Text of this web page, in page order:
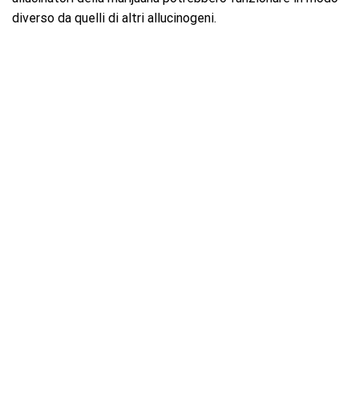
diverso da quelli di altri allucinogeni.